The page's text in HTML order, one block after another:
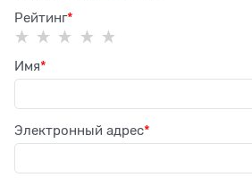
Рейтинг
Имя
Электронный адрес